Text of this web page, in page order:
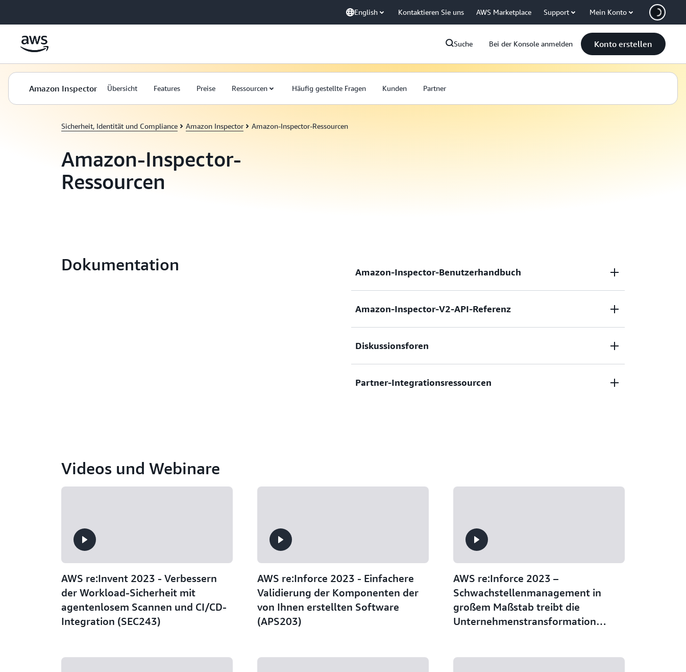
English Kontaktieren Sie uns AWS Marketplace Support Mein Konto
Suche Bei der Konsole anmelden Konto erstellen
Amazon Inspector Übersicht Features Preise Ressourcen Häufig gestellte Fragen Kunden Partner
Sicherheit, Identität und Compliance Amazon Inspector Amazon-Inspector-Ressourcen
Amazon-Inspector-
Ressourcen
Dokumentation Amazon-Inspector-Benutzerhandbuch
BenutzerhandbuchHTML|PDF
Amazon-Inspector-V2-API-Referenz
API-ReferenzHTML
Diskussionsforen
DiskussionsforenHTML
Partner-Integrationsressourcen
Videos und Webinare
AWS re:Invent 2023 - Verbessern
der Workload-Sicherheit mit
agentenlosem Scannen und CI/CD-
Integration (SEC243)
AWS re:Inforce 2023 - Einfachere
Validierung der Komponenten der
von Ihnen erstellten Software
(APS203)
AWS re:Inforce 2023 –
Schwachstellenmanagement in
großem Maßstab treibt die
Unternehmenstransformation